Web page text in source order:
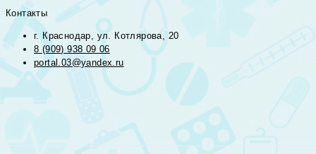
Контакты
г. Краснодар, ул. Котлярова, 20
8 (909) 938 09 06
portal.03@yandex.ru